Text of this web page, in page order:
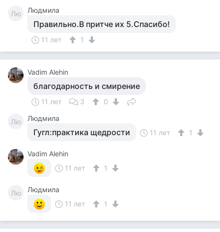
Лю Людмила
Правильно.В притче их 5.Спасибо!
11 лет 1
Vadim Alehin
благодарность и смирение
11 лет 3 0
Лю Людмила
Гугл:практика щедрости 11 лет 1
Vadim Alehin
11 лет
1
Лю
Людмила
11 лет
1